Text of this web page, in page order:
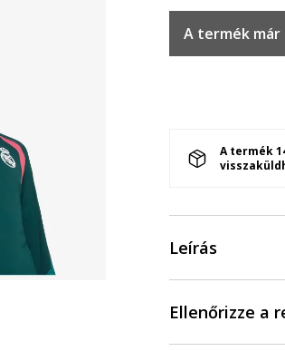
A termék
A termék
Leírás
Ellenőrizze a